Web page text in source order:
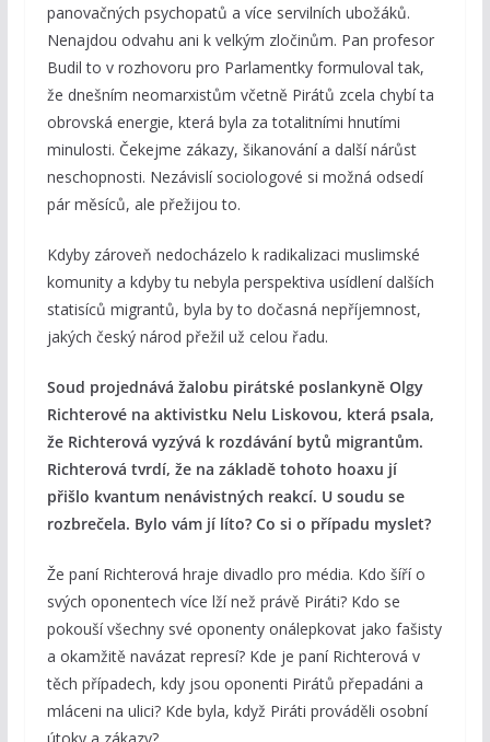
panovačných psychopatů a více servilních ubožáků.
Nenajdou odvahu ani k velkým zločinům. Pan profesor
Budil to v rozhovoru pro Parlamentky formuloval tak,
že dnešním neomarxistům včetně Pirátů zcela chybí ta
obrovská energie, která byla za totalitními hnutími
minulosti. Čekejme zákazy, šikanování a další nárůst
neschopnosti. Nezávislí sociologové si možná odsedí
pár měsíců, ale přežijou to.
Kdyby zároveň nedocházelo k radikalizaci muslimské
komunity a kdyby tu nebyla perspektiva usídlení dalších
statisíců migrantů, byla by to dočasná nepříjemnost,
jakých český národ přežil už celou řadu.
Soud projednává žalobu pirátské poslankyně Olgy
Richterové na aktivistku Nelu Liskovou, která psala,
že Richterová vyzývá k rozdávání bytů migrantům.
Richterová tvrdí, že na základě tohoto hoaxu jí
přišlo kvantum nenávistných reakcí. U soudu se
rozbrečela. Bylo vám jí líto? Co si o případu myslet?
Že paní Richterová hraje divadlo pro média. Kdo šíří o
svých oponentech více lží než právě Piráti? Kdo se
pokouší všechny své oponenty onálepkovat jako fašisty
a okamžitě navázat represí? Kde je paní Richterová v
těch případech, kdy jsou oponenti Pirátů přepadáni a
mláceni na ulici? Kde byla, když Piráti prováděli osobní
útoky a zákazy?